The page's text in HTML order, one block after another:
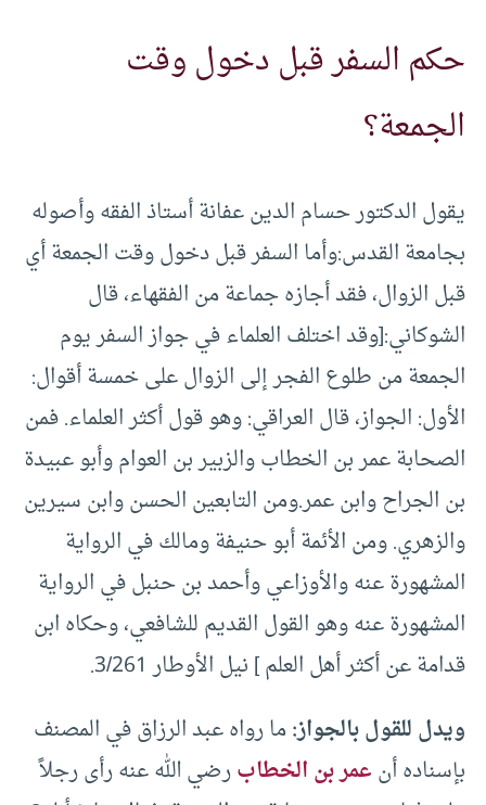
حكم السفر قبل دخول وقت
الجمعة؟
يقول الدكتور حسام الدين عفانة أستاذ الفقه وأصوله
بجامعة القدس:وأما السفر قبل دخول وقت الجمعة أي
قبل الزوال، فقد أجازه جماعة من الفقهاء، قال
الشوكاني:[وقد اختلف العلماء في جواز السفر يوم
الجمعة من طلوع الفجر إلى الزوال على خمسة أقوال:
الأول: الجواز، قال العراقي: وهو قول أكثر العلماء. فمن
الصحابة عمر بن الخطاب والزبير بن العوام وأبو عبيدة
بن الجراح وابن عمر.ومن التابعين الحسن وابن سيرين
والزهري. ومن الأئمة أبو حنيفة ومالك في الرواية
المشهورة عنه والأوزاعي وأحمد بن حنبل في الرواية
المشهورة عنه وهو القول القديم للشافعي، وحكاه ابن
قدامة عن أكثر أهل العلم ] نيل الأوطار 3/261.
ويدل للقول بالجواز:ما رواه عبد الرزاق في المصنف
بإسناده أنعمر بن الخطابرضي الله عنه رأى رجلاً